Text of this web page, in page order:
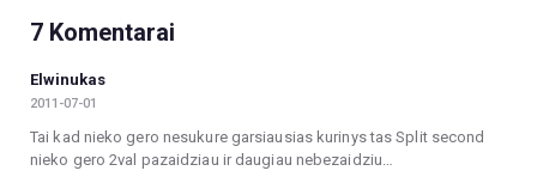
7 Komentarai
Elwinukas
2011-07-01
Tai kad nieko gero nesukure garsiausias kurinys tas Split second
nieko gero 2val pazaidziau ir daugiau nebezaidziu…